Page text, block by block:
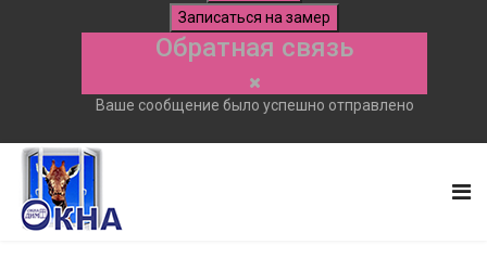
Записаться на замер
Обратная связь
Ваше сообщение было успешно отправлено